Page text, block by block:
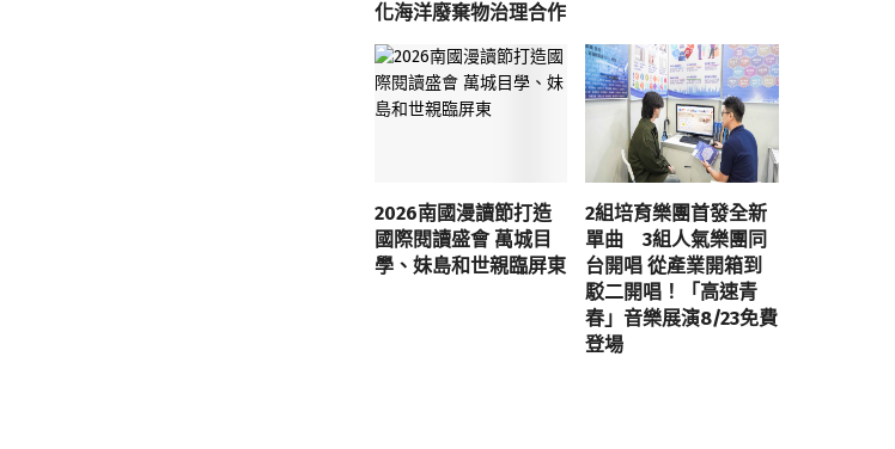
化海洋廢棄物治理合作
2026南國漫讀節打造
國際閱讀盛會 萬城目
學、妹島和世親臨屏東
2組培育樂團首發全新
單曲 3組人氣樂團同
台開唱 從產業開箱到
駁二開唱！「高速青
春」音樂展演8/23免費
登場